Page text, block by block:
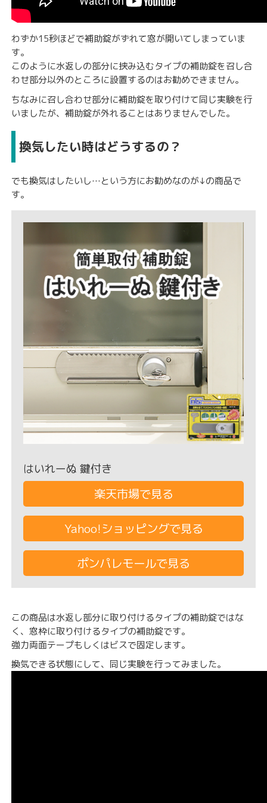
わずか15秒ほどで補助錠がずれて窓が開いてしまっていま
す。
このように水返しの部分に挟み込むタイプの補助錠を召し合
わせ部分以外のところに設置するのはお勧めできません。
ちなみに召し合わせ部分に補助錠を取り付けて同じ実験を行
いましたが、補助錠が外れることはありませんでした。
換気したい時はどうするの？
でも換気はしたいし…という方にお勧めなのが↓の商品で
す。
はいれーぬ 鍵付き
楽天市場で見る
Yahoo!ショッピングで見る
ポンパレモールで見る
この商品は水返し部分に取り付けるタイプの補助錠ではな
く、窓枠に取り付けるタイプの補助錠です。
強力両面テープもしくはビスで固定します。
換気できる状態にして、同じ実験を行ってみました。